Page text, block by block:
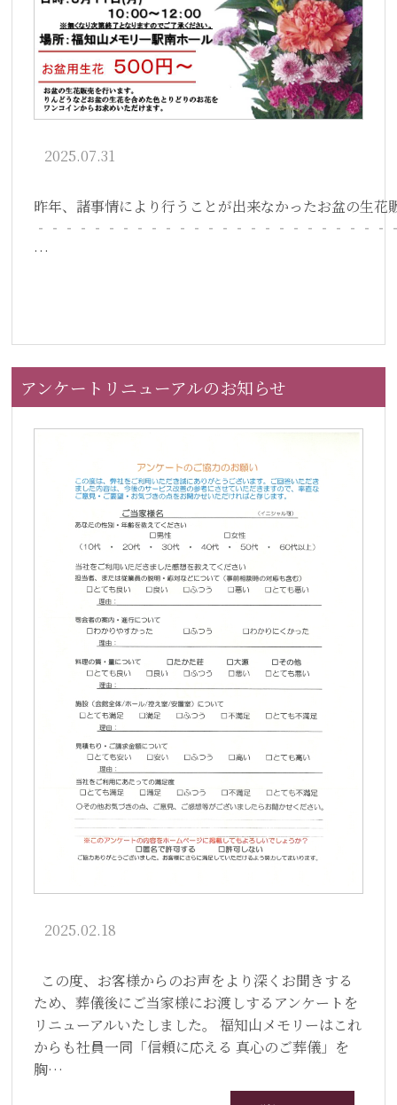
2025.07.31
昨年、諸事情により行うことが出来なかったお盆の生花
…
アンケートリニューアルのお知らせ
2025.02.18
この度、お客様からのお声をより深くお聞きする
ため、葬儀後にご当家様にお渡しするアンケートを
リニューアルいたしました。 福知山メモリーはこれ
からも社員一同「信頼に応える 真心のご葬儀」を
胸…